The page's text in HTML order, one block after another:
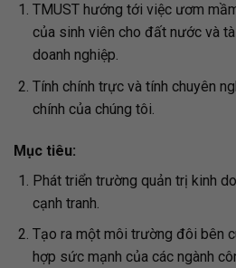
TMUST hướng tới việc ươm
của sinh viên cho đất nước và
doanh nghiệp.
Tính chính trực và tính chuyên
chính của chúng tôi.
Mục tiêu:
Phát triển trường quản trị kinh
cạnh tranh.
Tạo ra một môi trường đôi bên
hợp sức mạnh của các ngành